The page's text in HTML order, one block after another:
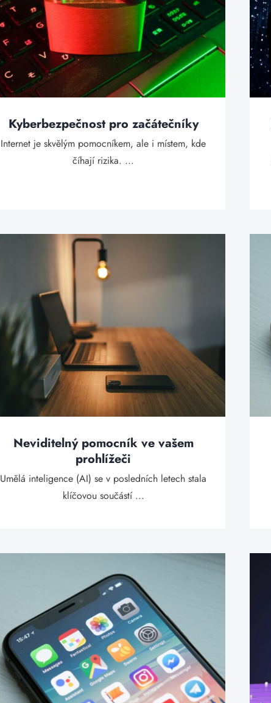
Kyberbezpečnost pro začátečníky
Internet je skvělým pomocníkem, ale i místem, kde
číhají rizika. ...
Neviditelný pomocník ve vašem
prohlížeči
Umělá inteligence (AI) se v posledních letech stala
klíčovou součástí ...